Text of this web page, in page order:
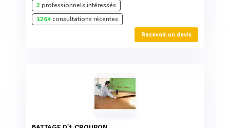
2professionnels intéressés
1264consultations récentes
Recevoir un devis